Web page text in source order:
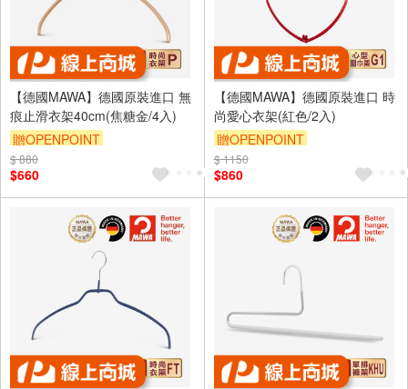
【德國MAWA】德國原裝進口 無
痕止滑衣架40cm(焦糖金/4入)
贈OPENPOINT
$ 880
$660
【德國MAWA】德國原裝進口 時
尚愛心衣架(紅色/2入)
贈OPENPOINT
$ 1150
$860